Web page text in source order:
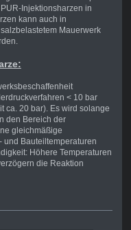
Injektionsharzen in
kann auch in
Mauerwerk
< 10 bar
ca. 20 bar). Es wird solange
den Bereich der
gleichmäßige
und Bauteiltemperaturen
Höhere Temperaturen
die Reaktion